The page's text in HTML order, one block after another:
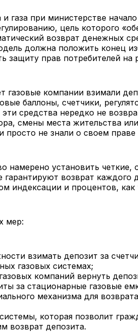
и газа при министерстве
цель которого
возврат денежных
должна положить конец
защиту прав потребителей на
газовые компании взимали
баллоны, счетчики,
средства нередко не
смены места жительства
просто не знали о своем
намерено установить четкие,
возврат каждого
индексации и процентов, как
мер:
взимать депозит за
газовых системах;
компаний вернуть
за стационарные газовые
механизма для
которая позволит
возврат депозита.